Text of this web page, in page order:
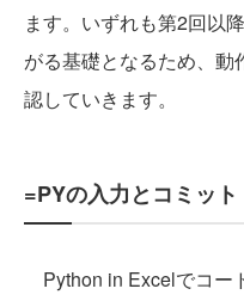
ます。いずれも第2回以
がる基礎となるため、
認していきます。
=PYの入力とコミット
Python in Excelでコー